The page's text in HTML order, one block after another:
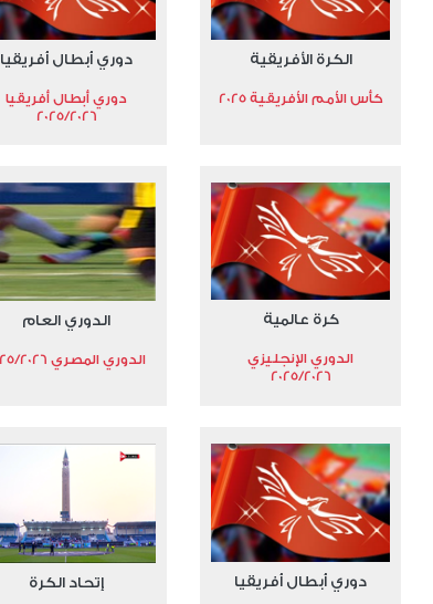
الكرة الأفريقية
كأس الأمم الأفريقية 2025
دوري أبطال أفريقيا
دوري أبطال أفريقيا
2025/2026
كرة عالمية
الدوري الإنجليزي
2025/2026
الدوري العام
الدوري المصري 2025/2026
دوري أبطال أفريقيا إتحاد الكرة